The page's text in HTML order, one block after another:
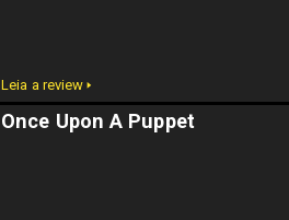
Leia a review 🢒
Once Upon A Puppet